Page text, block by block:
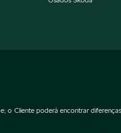
Cliente poderá encontrar